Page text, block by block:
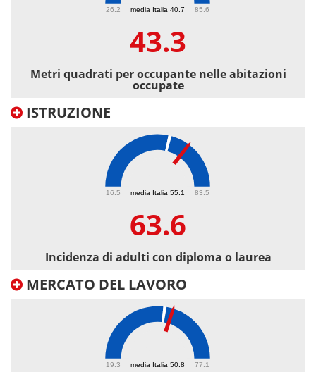
media Italia 40.7
26.2 85.6
43.3
Metri quadrati per occupante nelle abitazioni
occupate
ISTRUZIONE
media Italia 55.1
16.5 83.5
63.6
Incidenza di adulti con diploma o laurea
MERCATO DEL LAVORO
media Italia 50.8
19.3 77.1